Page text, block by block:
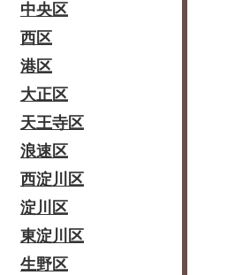
中央区
西区
港区
大正区
天王寺区
浪速区
西淀川区
淀川区
東淀川区
生野区